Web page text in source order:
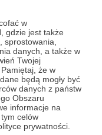
w
gdzie jest także
sprostowania,
danych, a także w
Twojej
że w
będą mogły być
danych z państw
Obszaru
informacje na
celów
prywatności.
pieniądze.